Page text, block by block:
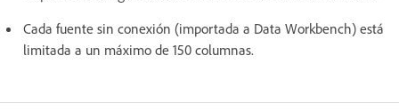
Cada fuente sin conexión (importada a Data Workbench) está
limitada a un máximo de 150 columnas.